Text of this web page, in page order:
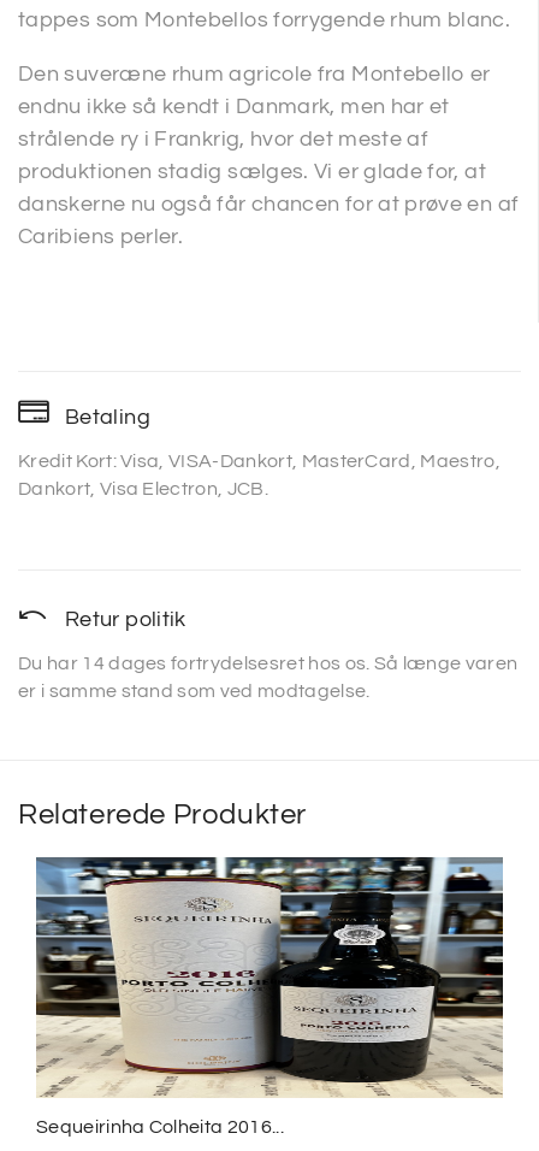
tappes som Montebellos forrygende rhum blanc.
Den suveræne rhum agricole fra Montebello er
endnu ikke så kendt i Danmark, men har et
strålende ry i Frankrig, hvor det meste af
produktionen stadig sælges. Vi er glade for, at
danskerne nu også får chancen for at prøve en af
Caribiens perler.
Betaling
Kredit Kort: Visa, VISA-Dankort, MasterCard, Maestro,
Dankort, Visa Electron, JCB.
Retur politik
Du har 14 dages fortrydelsesret hos os. Så længe varen
er i samme stand som ved modtagelse.
Relaterede Produkter
Sequeirinha Colheita 2016...